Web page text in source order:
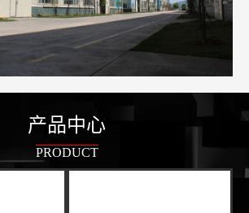
产品中心
PRODUCT